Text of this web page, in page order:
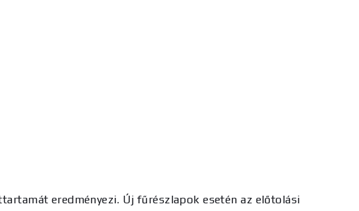
eredményezi. Új fűrészlapok esetén az előtolási